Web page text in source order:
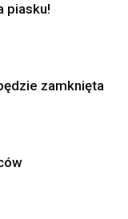
piasku!
zamknięta